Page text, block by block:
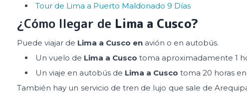
Tour de Lima a Puerto Maldonado 9 Días
¿Cómo llegar de Lima a Cusco?
Puede viajar de Lima a Cusco en avión o en autobús.
Un vuelo de Lima a Cusco toma aproximadamente 1
Un viaje en autobús de Lima a Cusco toma 20 horas
También hay un servicio de tren de lujo que sale de